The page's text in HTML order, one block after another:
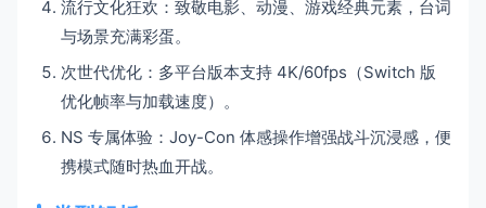
流行文化狂欢：致敬电影、动漫、游戏经典元素，台词
与场景充满彩蛋。
次世代优化：多平台版本支持 4K/60fps（Switch 版
优化帧率与加载速度）。
NS 专属体验：Joy-Con 体感操作增强战斗沉浸感，便
携模式随时热血开战。